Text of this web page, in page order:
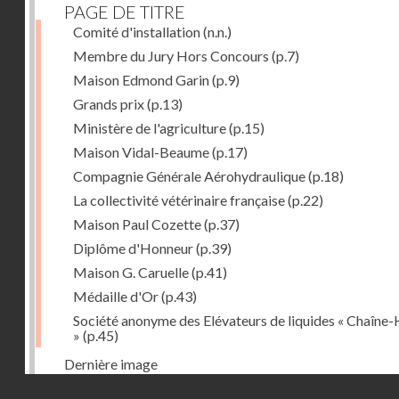
PAGE DE TITRE
Comité d'installation(n.n.)
Membre du Jury Hors Concours (p.7)
Maison Edmond Garin(p.9)
Grands prix(p.13)
Ministère de l'agriculture(p.15)
Maison Vidal-Beaume(p.17)
Compagnie Générale Aérohydraulique(p.18)
La collectivité vétérinaire française(p.22)
Maison Paul Cozette(p.37)
Diplôme d'Honneur(p.39)
Maison G. Caruelle(p.41)
Médaille d'Or(p.43)
Société anonyme des Elévateurs de liquides «
» (p.45)
Dernière image